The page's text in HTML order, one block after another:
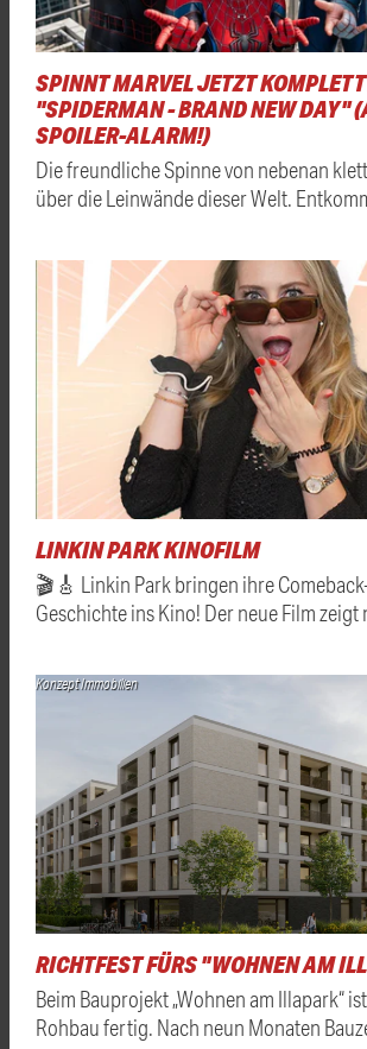
SPINNT MARVEL JETZT
"SPIDERMAN - BRAND NEW DAY"
SPOILER-ALARM!)
Die freundliche Spinne von nebenan
über die Leinwände dieser Welt.
LINKIN PARK KINOFILM
🎬🎸 Linkin Park bringen ihre
Geschichte ins Kino! Der neue Film
Konzept Immobilien
RICHTFEST FÜRS "WOHNEN AM
Beim Bauprojekt „Wohnen am Illapark“
Rohbau fertig. Nach neun Monaten